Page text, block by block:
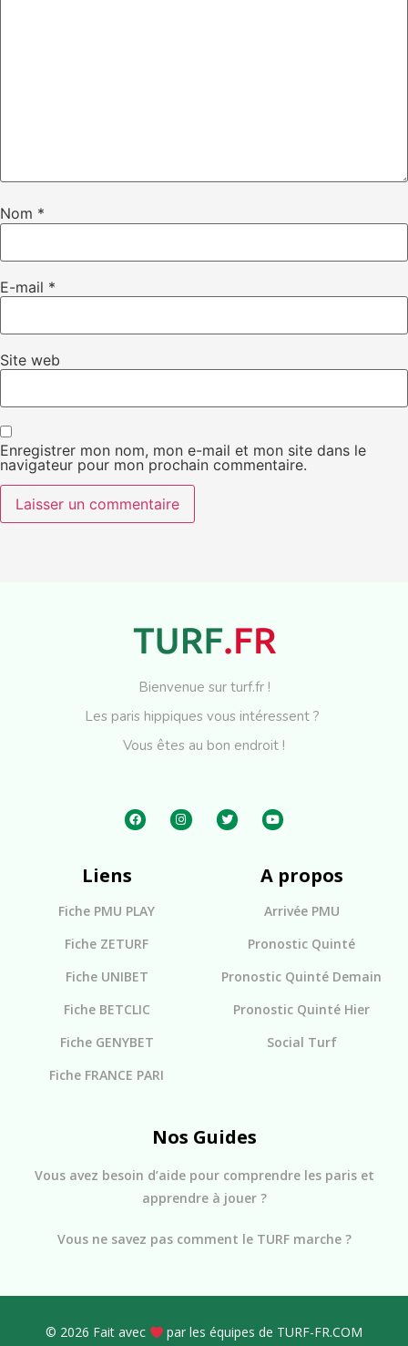
Nom *
E-mail *
Site web
Enregistrer mon nom, mon e-mail et mon site dans le
navigateur pour mon prochain commentaire.
Bienvenue sur turf.fr !
Les paris hippiques vous intéressent ?
Vous êtes au bon endroit !
Liens
Fiche PMU PLAY
Fiche ZETURF
Fiche UNIBET
Fiche BETCLIC
Fiche GENYBET
Fiche FRANCE PARI
A propos
Arrivée PMU
Pronostic Quinté
Pronostic Quinté Demain
Pronostic Quinté Hier
Social Turf
Nos Guides
Vous avez besoin d’aide pour comprendre les paris et
apprendre à jouer ?
Vous ne savez pas comment le TURF marche ?
© 2026 Fait avec par les équipes de TURF-FR.COM